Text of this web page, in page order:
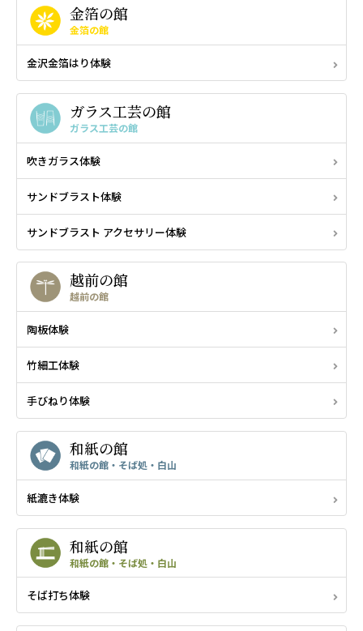
金箔の館
金箔の館
金沢金箔はり体験
ガラス工芸の館
ガラス工芸の館
吹きガラス体験
サンドブラスト体験
サンドブラスト アクセサリー体験
越前の館
越前の館
陶板体験
竹細工体験
手びねり体験
和紙の館
和紙の館・そば処・白山
紙漉き体験
和紙の館
和紙の館・そば処・白山
そば打ち体験